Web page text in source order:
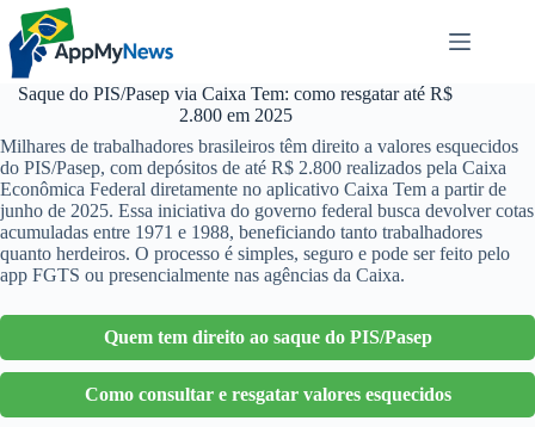
Pular
para
conteúdo
Saque do PIS/Pasep via Caixa Tem: como resgatar até R$
2.800 em 2025
Milhares de trabalhadores brasileiros têm direito a valores esquecidos
do PIS/Pasep, com depósitos de até R$ 2.800 realizados pela Caixa
Econômica Federal diretamente no aplicativo Caixa Tem a partir de
junho de 2025. Essa iniciativa do governo federal busca devolver cotas
acumuladas entre 1971 e 1988, beneficiando tanto trabalhadores
quanto herdeiros. O processo é simples, seguro e pode ser feito pelo
app FGTS ou presencialmente nas agências da Caixa.
Quem tem direito ao saque do PIS/Pasep
Como consultar e resgatar valores esquecidos